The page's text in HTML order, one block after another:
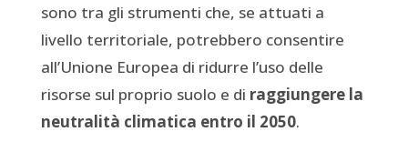
sono tra gli strumenti che, se attuati a
livello territoriale, potrebbero consentire
all’Unione Europea di ridurre l’uso delle
risorse sul proprio suolo e di raggiungere la
neutralità climatica entro il 2050.